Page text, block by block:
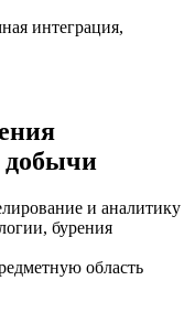
интеграция,
добычи
и аналитику
область